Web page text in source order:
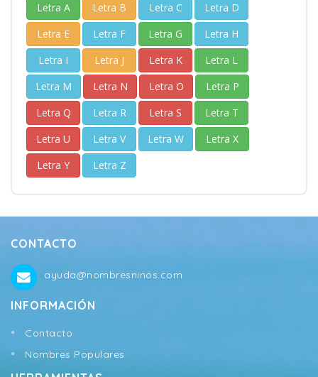
Letra A Letra B Letra C
Letra D
Letra E
Letra F Letra G
Letra H
Letra I
Letra J Letra K
Letra L
Letra M
Letra N Letra O
Letra P
Letra Q
Letra R Letra S
Letra T
Letra U
Letra V Letra W
Letra X
Letra Y
Letra Z
CONTACTO
ayuda@nombresninos.com
INFORMACIÓN
Contacto
Nombres Populares